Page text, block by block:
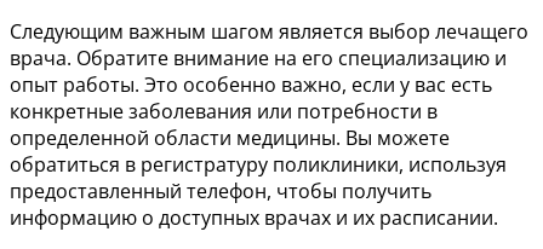
Следующим важным шагом является выбор лечащего
врача. Обратите внимание на его специализацию и
опыт работы. Это особенно важно, если у вас есть
конкретные заболевания или потребности в
определенной области медицины. Вы можете
обратиться в регистратуру поликлиники, используя
предоставленный телефон, чтобы получить
информацию о доступных врачах и их расписании.